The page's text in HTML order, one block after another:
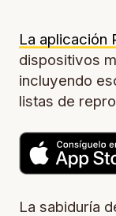
La aplicación
dispositivos
incluyendo
listas de
La sabiduría